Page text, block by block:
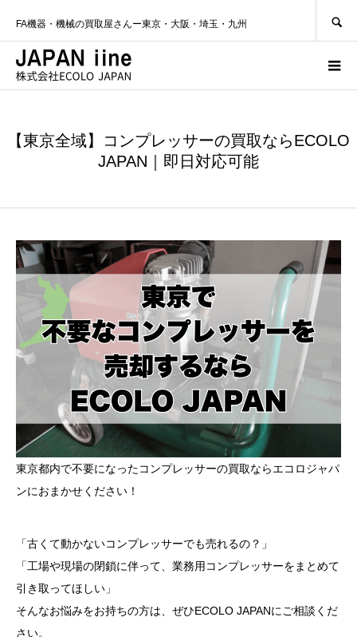
FA機器・機械の買取屋さんー東京・大阪・埼玉・九州
【東京全域】コンプレッサーの買取ならECOLO
JAPAN｜即日対応可能
東京都内で不要になったコンプレッサーの買取ならエコロジャパ
ンにおまかせください！
「古くて動かないコンプレッサーでも売れるの？」
「工場や現場の閉鎖に伴って、業務用コンプレッサーをまとめて
引き取ってほしい」
そんなお悩みをお持ちの方は、ぜひECOLO JAPANにご相談くだ
さい。